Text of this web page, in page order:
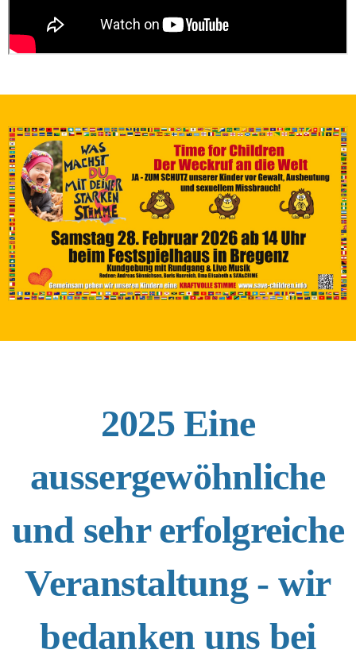
2025 Eine
aussergewöhnliche
und sehr erfolgreiche
Veranstaltung - wir
bedanken uns bei